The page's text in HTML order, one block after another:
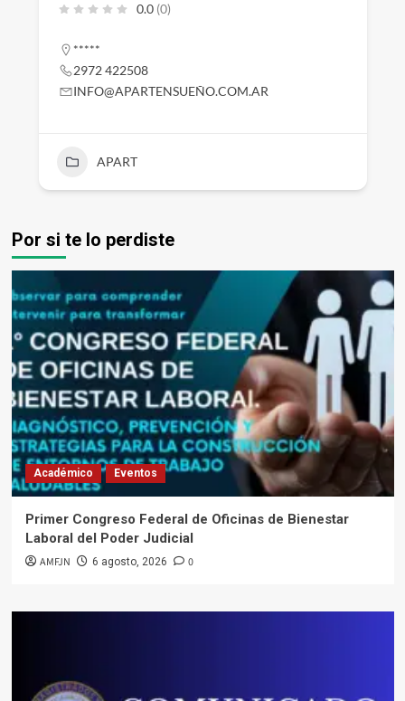
0.0 (0)
*****
2972 422508
INFO@APARTENSUEÑO.COM.AR
APART
Por si te lo perdiste
Académico Eventos
Primer Congreso Federal de Oficinas de Bienestar
Laboral del Poder Judicial
AMFJN 6 agosto, 2026 0